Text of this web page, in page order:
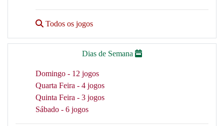
Todos os jogos
Dias de Semana
Domingo - 12 jogos
Quarta Feira - 4 jogos
Quinta Feira - 3 jogos
Sábado - 6 jogos